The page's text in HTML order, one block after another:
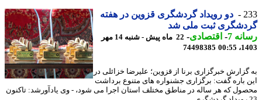
دو رویداد گردشگری قزوین در هفته
ثبت ملی شد
7
-اقتصادی-
22 ماه پیش - شنبه 14 مهر
74498385
خبرگزاری برنا از قزوین؛ علیرضا خزائلی در
باره گفت: برگزاری جشنواره های متنوع برداشت
که هر ساله در مناطق مختلف استان اجرا می شود، - وی یادآورشد: تاکنون